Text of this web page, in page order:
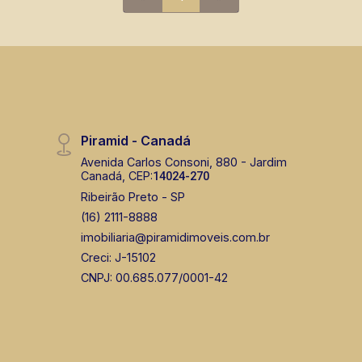
segurança, em locação, vendas de
Piramid - Canadá
Avenida Carlos Consoni, 880 - Jardim
Canadá, CEP:14024-270
Ribeirão Preto - SP
(16) 2111-8888
imobiliaria@piramidimoveis.com.br
Creci: J-15102
CNPJ: 00.685.077/0001-42